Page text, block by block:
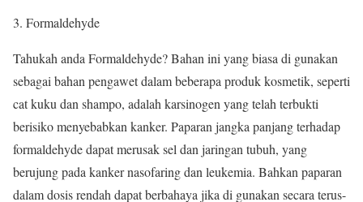
Formaldehyde
Tahukah anda Formaldehyde? Bahan ini yang biasa di gunakan
sebagai bahan pengawet dalam beberapa produk kosmetik, seperti
cat kuku dan shampo, adalah karsinogen yang telah terbukti
berisiko menyebabkan kanker. Paparan jangka panjang terhadap
formaldehyde dapat merusak sel dan jaringan tubuh, yang
berujung pada kanker nasofaring dan leukemia. Bahkan paparan
dalam dosis rendah dapat berbahaya jika di gunakan secara terus-